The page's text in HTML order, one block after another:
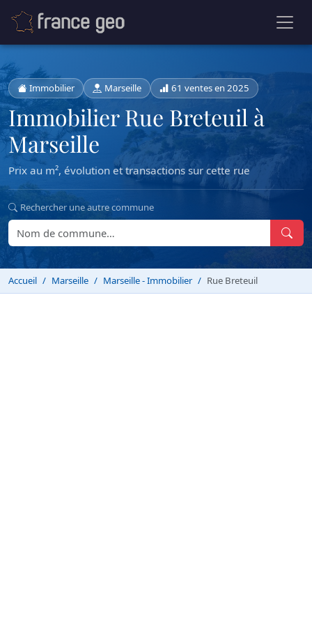
Immobilier Marseille 61 ventes en 2025
Immobilier Rue Breteuil à
Marseille
Prix au m², évolution et transactions sur cette rue
Rechercher une autre commune
Accueil Marseille Marseille - Immobilier Rue Breteuil